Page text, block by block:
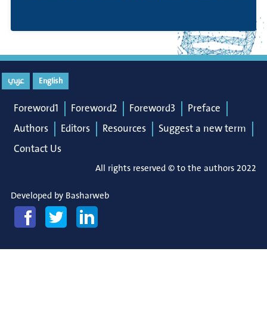
English عربي
Foreword1 Foreword2 Foreword3
Preface
Authors
Editors Resources
Suggest a new term
Contact Us
All rights reserved © to the authors 2022
Developed by Basharweb